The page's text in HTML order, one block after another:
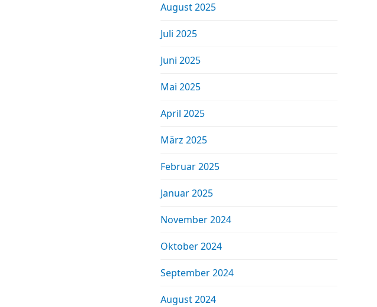
August 2025
Juli 2025
Juni 2025
Mai 2025
April 2025
März 2025
Februar 2025
Januar 2025
November 2024
Oktober 2024
September 2024
August 2024